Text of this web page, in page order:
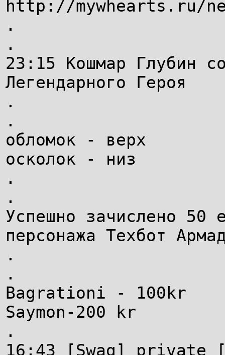
http://mywhearts.ru/
.
.
23:15 Кошмар Глубин
Легендарного Героя
.
.
обломок - верх
осколок - низ
.
.
Успешно зачислено 50
персонажа Техбот
.
.
Bagrationi - 100kr
Saymon-200 kr
.
16:43 [Swag] private